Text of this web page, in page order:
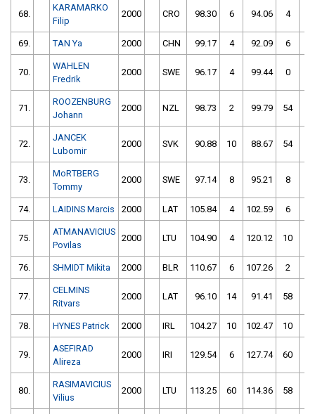
68.
KARAMARKO
Filip
2000 CRO 98.30 6 94.06 4
69. TAN Ya 2000 CHN 99.17 4 92.09 6
70.
WAHLEN
Fredrik
2000 SWE 96.17 4 99.44 0
71.
ROOZENBURG
Johann
2000 NZL 98.73 2 99.79 54
72.
JANCEK
Lubomir
2000 SVK 90.88 10 88.67 54
73.
MoRTBERG
Tommy
2000 SWE 97.14 8 95.21 8
74. LAIDINS Marcis 2000 LAT 105.84 4 102.59 6
75.
ATMANAVICIUS
Povilas
2000 LTU 104.90 4 120.12 10
76. SHMIDT Mikita 2000 BLR 110.67 6 107.26 2
77.
CELMINS
Ritvars
2000 LAT 96.10 14 91.41 58
78. HYNES Patrick 2000 IRL 104.27 10 102.47 10
79.
ASEFIRAD
Alireza
2000 IRI 129.54 6 127.74 60
80.
RASIMAVICIUS
Vilius
2000 LTU 113.25 60 114.36 58